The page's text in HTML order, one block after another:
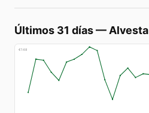
Últimos 31 días— Alvesta
€148